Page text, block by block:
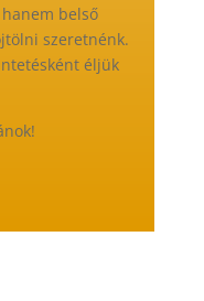
belső
szeretnénk.
éljük